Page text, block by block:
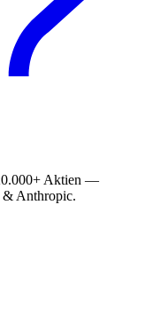
Aktien —
& Anthropic.